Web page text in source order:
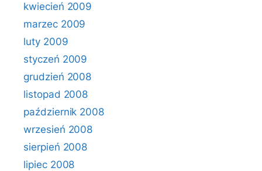
kwiecień 2009
marzec 2009
luty 2009
styczeń 2009
grudzień 2008
listopad 2008
październik 2008
wrzesień 2008
sierpień 2008
lipiec 2008